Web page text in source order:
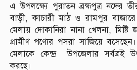
এ উপলক্ষ্যে পুরাতন ব্রহ্মপুত্র নদের
বাড়ী, কাচারী মাঠ ও রামপুর বাজারে
মেলায় দোকানিরা নানা খেলনা, মিষ্টি
গ্রামীণ পণ্যের পসরা সাজিয়ে
মেলাকে কেন্দ্র উপজেলার সর্বত্রই
করছে।